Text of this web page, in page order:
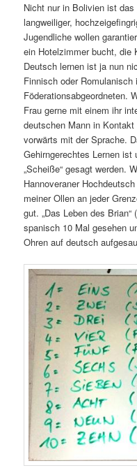
Nicht nur in Bolivien ist das
langweiliger,
Jugendliche wollen
ein Hotelzimmer bucht, die
Deutsch lernen ist ja nun
Finnisch oder
Föderationsabgeordneten.
Frau gerne mit einem ihr
deutschen Mann in
vorwärts mit der Sprache.
Gehirngerechtes Lernen ist
„Scheiße“ gesagt werden.
Hannoveraner
meiner Ollen an jeder
gut. „Das Leben des
spanisch 10 Mal gesehen
Ohren auf deutsch